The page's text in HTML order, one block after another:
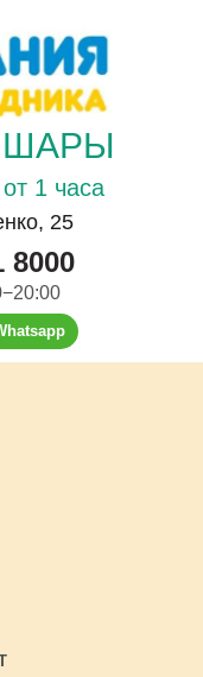
1 часа
25
8000